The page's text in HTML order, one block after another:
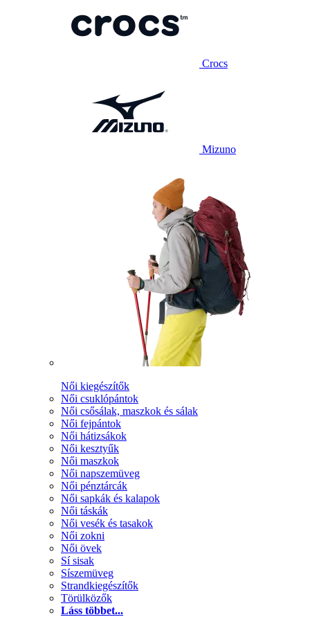
Crocs
Mizuno
Női kiegészítők
Női csuklópántok
Női csősálak, maszkok és sálak
Női fejpántok
Női hátizsákok
Női kesztyűk
Női maszkok
Női napszemüveg
Női pénztárcák
Női sapkák és kalapok
Női táskák
Női vesék és tasakok
Női zokni
Női övek
Sí sisak
Síszemüveg
Strandkiegészítők
Törülközők
Láss többet...